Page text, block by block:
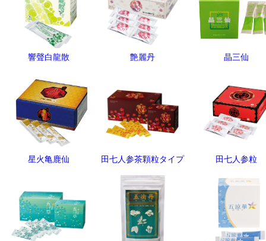
響聲白龍散 艶麗丹 晶三仙
星火亀鹿仙 田七人参茶顆粒タイプ 田七人参粒